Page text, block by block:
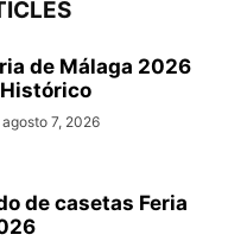
de Málaga 2026
agosto 7, 2026
de casetas Feria